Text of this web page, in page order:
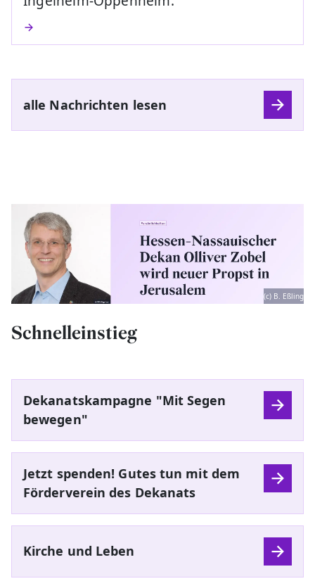
alle Nachrichten lesen
(c) B. Eßling
Schnelleinstieg
Dekanatskampagne "Mit Segen
bewegen"
Jetzt spenden! Gutes tun mit dem
Förderverein des Dekanats
Kirche und Leben